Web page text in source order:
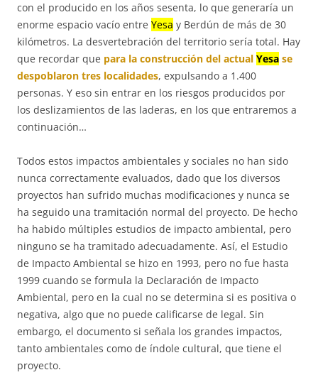
con el producido en los años sesenta, lo que generaría un
enorme espacio vacío entre Yesa y Berdún de más de 30
kilómetros. La desvertebración del territorio sería total. Hay
que recordar que para la construcción del actual Yesa se
despoblaron tres localidades, expulsando a 1.400
personas. Y eso sin entrar en los riesgos producidos por
los deslizamientos de las laderas, en los que entraremos a
continuación…
Todos estos impactos ambientales y sociales no han sido
nunca correctamente evaluados, dado que los diversos
proyectos han sufrido muchas modificaciones y nunca se
ha seguido una tramitación normal del proyecto. De hecho
ha habido múltiples estudios de impacto ambiental, pero
ninguno se ha tramitado adecuadamente. Así, el Estudio
de Impacto Ambiental se hizo en 1993, pero no fue hasta
1999 cuando se formula la Declaración de Impacto
Ambiental, pero en la cual no se determina si es positiva o
negativa, algo que no puede calificarse de legal. Sin
embargo, el documento si señala los grandes impactos,
tanto ambientales como de índole cultural, que tiene el
proyecto.